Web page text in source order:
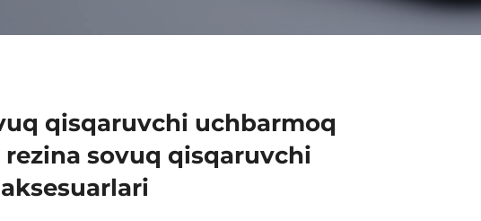
qisqaruvchi uchbarmoq
rezina sovuq qisqaruvchi